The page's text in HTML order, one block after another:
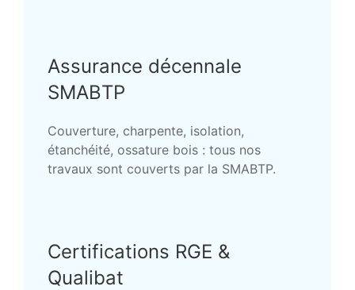
Assurance décennale
SMABTP
Couverture, charpente, isolation,
étanchéité, ossature bois : tous nos
travaux sont couverts par la SMABTP.
Certifications RGE &
Qualibat